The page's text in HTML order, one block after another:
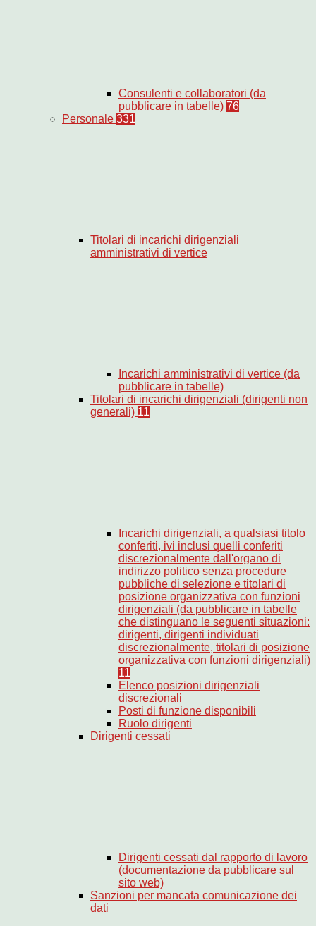
Consulenti e collaboratori (da
pubblicare in tabelle) 76
Personale 331
Titolari di incarichi dirigenziali
amministrativi di vertice
Incarichi amministrativi di vertice (da
pubblicare in tabelle)
Titolari di incarichi dirigenziali (dirigenti non
generali) 11
Incarichi dirigenziali, a qualsiasi titolo
conferiti, ivi inclusi quelli conferiti
discrezionalmente dall'organo di
indirizzo politico senza procedure
pubbliche di selezione e titolari di
posizione organizzativa con funzioni
dirigenziali (da pubblicare in tabelle
che distinguano le seguenti situazioni:
dirigenti, dirigenti individuati
discrezionalmente, titolari di posizione
organizzativa con funzioni dirigenziali)
11
Elenco posizioni dirigenziali
discrezionali
Posti di funzione disponibili
Ruolo dirigenti
Dirigenti cessati
Dirigenti cessati dal rapporto di lavoro
(documentazione da pubblicare sul
sito web)
Sanzioni per mancata comunicazione dei
dati